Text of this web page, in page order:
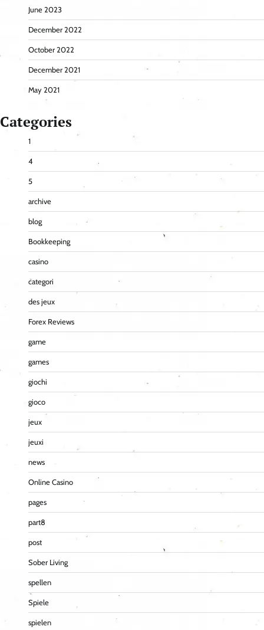
June 2023
December 2022
October 2022
December 2021
May 2021
Categories
1
4
5
archive
blog
Bookkeeping
casino
categori
des jeux
Forex Reviews
game
games
giochi
gioco
jeux
jeuxi
news
Online Casino
pages
part8
post
Sober Living
spellen
Spiele
spielen